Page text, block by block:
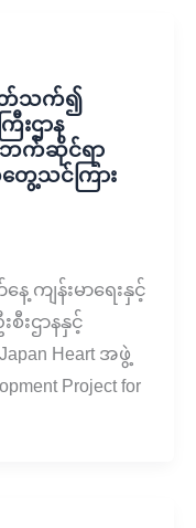
တ်သက်၍
းဌာန
ဘက်ဆိုင်ရာ
တွေ့သင်ကြား
ေ့ ကျန်းမာရေးနှင့်
စီးဌာနနှင့်
Heart အဖွဲ့
Project for